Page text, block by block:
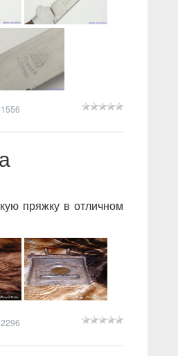
1556
пряжку в отличном
2296